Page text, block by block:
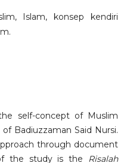
Islam, konsep kendiri
self-concept of Muslim
Badiuzzaman Said Nursi.
through document
the study is the Risalah